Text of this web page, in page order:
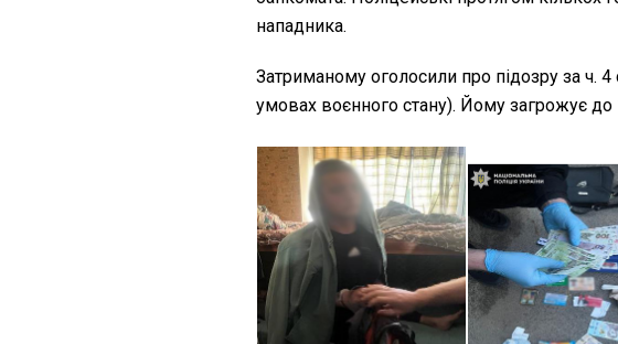
нападника.
Затриманому оголосили про підозру за ч.
умовах воєнного стану). Йому загрожує до